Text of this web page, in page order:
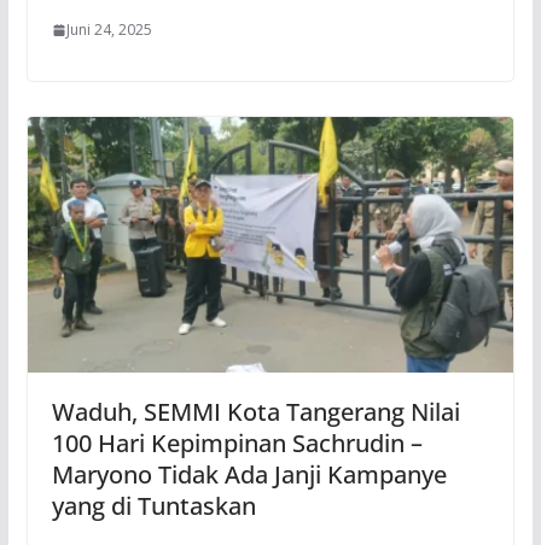
Juni 24, 2025
Waduh, SEMMI Kota Tangerang Nilai
100 Hari Kepimpinan Sachrudin –
Maryono Tidak Ada Janji Kampanye
yang di Tuntaskan